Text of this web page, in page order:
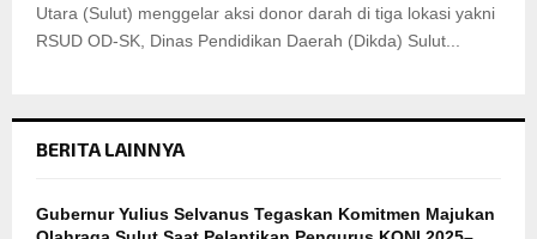
Utara (Sulut) menggelar aksi donor darah di tiga lokasi yakni
RSUD OD-SK, Dinas Pendidikan Daerah (Dikda) Sulut...
BERITA LAINNYA
Gubernur Yulius Selvanus Tegaskan Komitmen Majukan